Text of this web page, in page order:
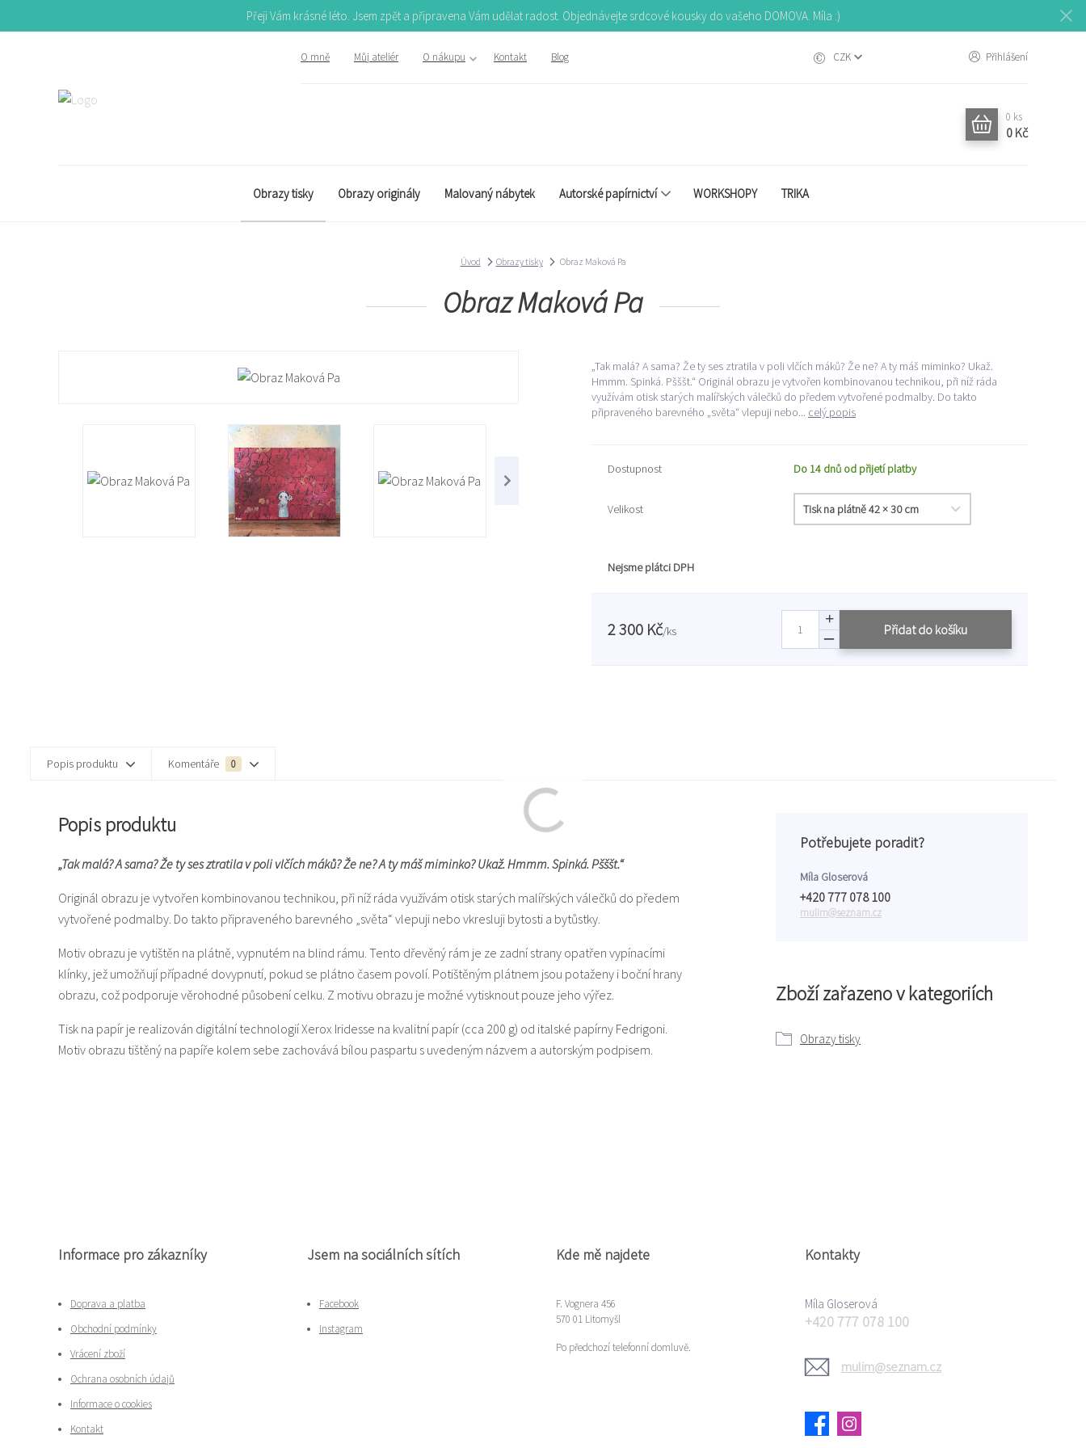
Přeji Vám krásné léto. Jsem zpět a připravena Vám udělat radost. Objednávejte srdcové kousky do vašeho DOMOVA. Míla :)
O mně Můj ateliér O nákupu Kontakt Blog CZK Přihlášení
0 ks
0 Kč
Obrazy tisky Obrazy originály Malovaný nábytek Autorské papírnictví WORKSHOPY TRIKA
Úvod Obrazy tisky Obraz Maková Pa
Obraz Maková Pa
„Tak malá? A sama? Že ty ses ztratila v poli vlčích máků? Že ne? A ty máš miminko? Ukaž.
Hmmm. Spinká. Pšššt.“ Originál obrazu je vytvořen kombinovanou technikou, při níž ráda
využívám otisk starých malířských válečků do předem vytvořené podmalby. Do takto
připraveného barevného „světa“ vlepuji nebo... celý popis
Dostupnost Do 14 dnů od přijetí platby
Velikost
Nejsme plátci DPH
2 300 Kč/ks Přidat do košíku
Popis produktu Komentáře 0
Popis produktu
„Tak malá? A sama? Že ty ses ztratila v poli vlčích máků? Že ne? A ty máš miminko? Ukaž. Hmmm. Spinká. Pšššt.“
Originál obrazu je vytvořen kombinovanou technikou, při níž ráda využívám otisk starých malířských válečků do předem
vytvořené podmalby. Do takto připraveného barevného „světa“ vlepuji nebo vkresluji bytosti a bytůstky.
Motiv obrazu je vytištěn na plátně, vypnutém na blind rámu. Tento dřevěný rám je ze zadní strany opatřen vypínacími
klínky, jež umožňují případné dovypnutí, pokud se plátno časem povolí. Potištěným plátnem jsou potaženy i boční hrany
obrazu, což podporuje věrohodné působení celku. Z motivu obrazu je možné vytisknout pouze jeho výřez.
Tisk na papír je realizován digitální technologií Xerox Iridesse na kvalitní papír (cca 200 g) od italské papírny Fedrigoni.
Motiv obrazu tištěný na papíře kolem sebe zachovává bílou paspartu s uvedeným názvem a autorským podpisem.
Zboží zařazeno v kategoriích
Obrazy tisky
Potřebujete poradit?
Míla Gloserová
+420 777 078 100
mulim@seznam.cz
Informace pro zákazníky
Doprava a platba
Obchodní podmínky
Vrácení zboží
Ochrana osobních údajů
Informace o cookies
Kontakt
Jsem na sociálních sítích
Facebook
Instagram
Kde mě najdete
F. Vognera 456
570 01 Litomyšl
Po předchozí telefonní domluvě.
Kontakty
Míla Gloserová
+420 777 078 100
mulim@seznam.cz